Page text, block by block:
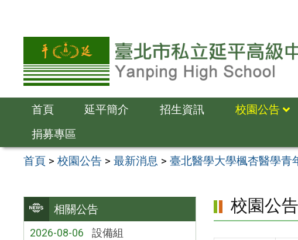
容
首頁 延平簡介 招生資訊 校園公告
捐募專區
首頁 >校園公告 >最新消息 >臺北醫學大學楓杏醫學青
相關公告
2026-08-06 設備組
校園公告